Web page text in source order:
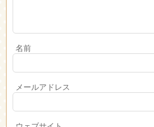
名前
メールアドレス